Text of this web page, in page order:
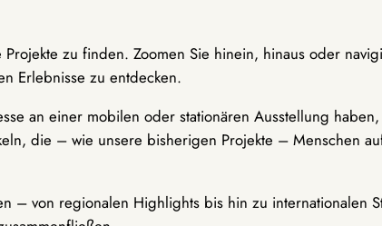
zu finden. Zoomen Sie hinein, hinaus oder
Erlebnisse zu entdecken.
an einer mobilen oder stationären Ausstellung
die – wie unsere bisherigen Projekte – Menschen
– von regionalen Highlights bis hin zu internationalen